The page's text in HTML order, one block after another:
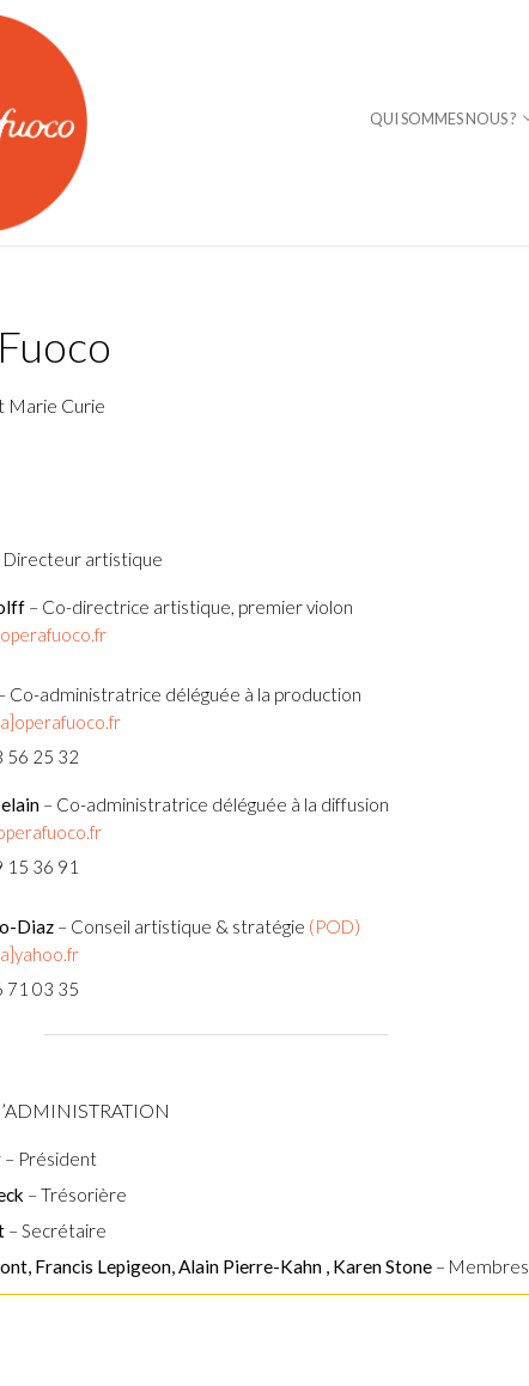
QUI SOMMES NOUS ?
Fuoco Jazz
Vidéos
EN
Marie Curie
artistique
– Co-directrice artistique, premier violon
Co-administratrice déléguée à la production
56 25 32
– Co-administratrice déléguée à la diffusion
15 36 91
Diaz– Conseil artistique & stratégie (POD)
71 03 35
– Président
– Trésorière
– Secrétaire
Francis Lepigeon, Alain Pierre-Kahn , Karen Stone – Membres